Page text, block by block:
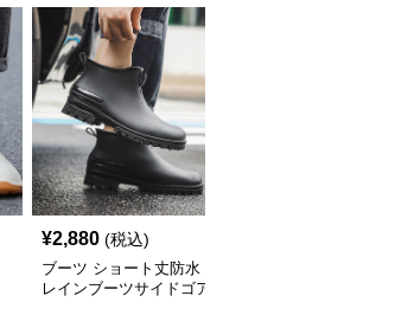
¥2,880 (税込)
ブーツ ショート丈防水
レインブーツサイドゴア